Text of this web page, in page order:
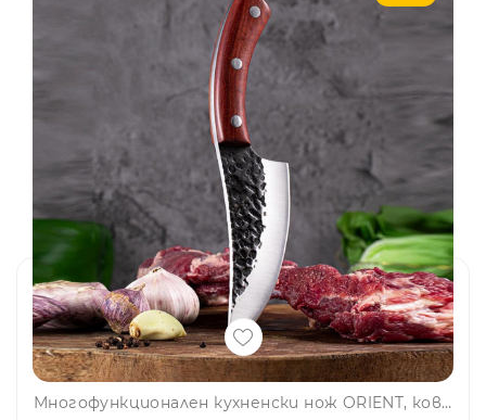
Многофункционален кухненски нож ORIENT, кован, 24.5 см